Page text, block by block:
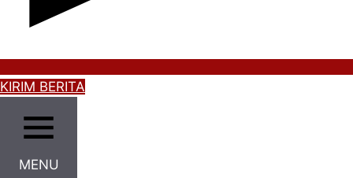
KIRIM BERITA
MENU